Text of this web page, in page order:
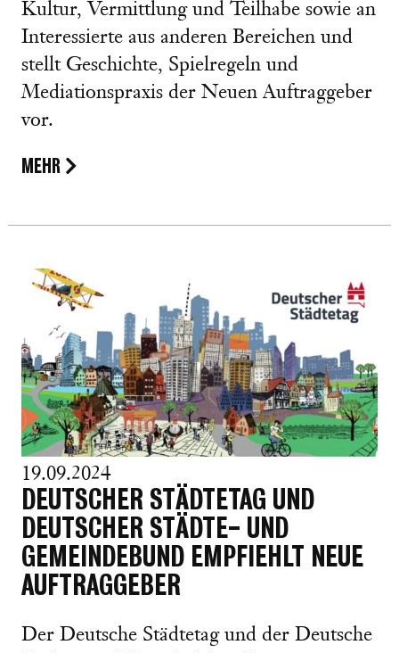
Kultur, Vermittlung und Teilhabe sowie an
Interessierte aus anderen Bereichen und
stellt Geschichte, Spielregeln und
Mediationspraxis der Neuen Auftraggeber
vor.
MEHR
19.09.2024
DEUTSCHER STÄDTETAG UND
DEUTSCHER STÄDTE- UND
GEMEINDEBUND EMPFIEHLT NEUE
AUFTRAGGEBER
Der Deutsche Städtetag und der Deutsche